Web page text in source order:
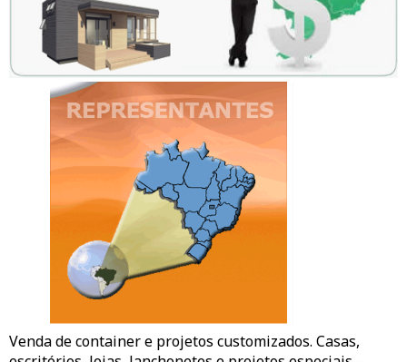
Venda de container e projetos customizados. Casas,